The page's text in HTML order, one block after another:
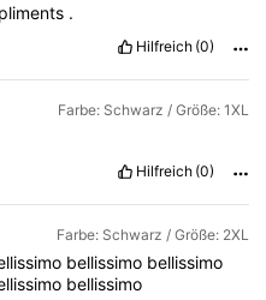
.
Hilfreich (0)
Farbe: Schwarz / Größe: 1XL
Hilfreich (0)
Farbe: Schwarz / Größe: 2XL
bellissimo bellissimo
bellissimo